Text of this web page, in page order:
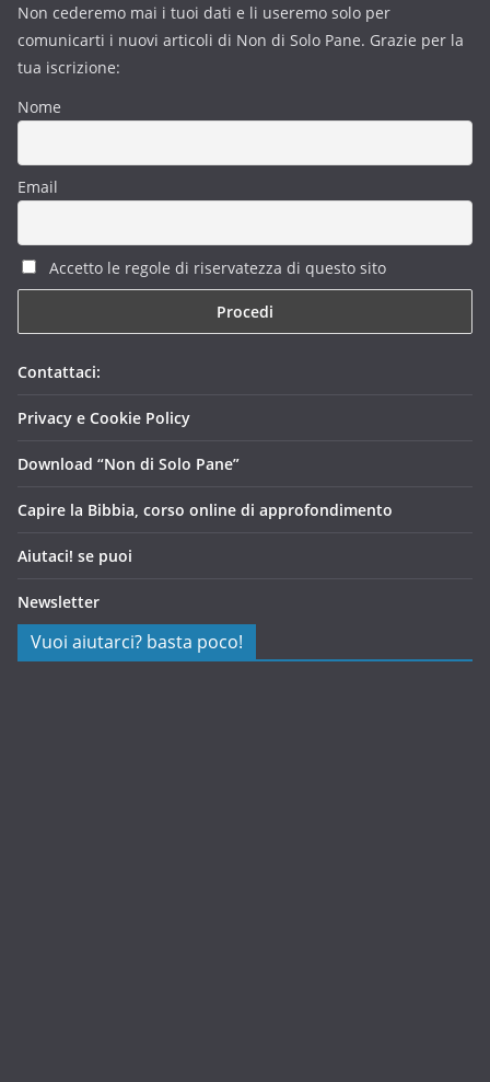
Non cederemo mai i tuoi dati e li useremo solo per
comunicarti i nuovi articoli di Non di Solo Pane. Grazie per la
tua iscrizione:
Nome
Email
Accetto le regole di riservatezza di questo sito
Contattaci:
Privacy e Cookie Policy
Download “Non di Solo Pane”
Capire la Bibbia, corso online di approfondimento
Aiutaci! se puoi
Newsletter
Vuoi aiutarci? basta poco!